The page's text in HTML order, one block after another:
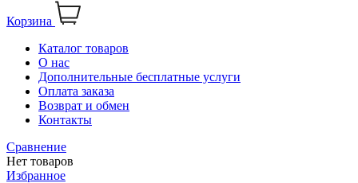
Корзина
Каталог товаров
О нас
Дополнительные бесплатные услуги
Оплата заказа
Возврат и обмен
Контакты
Сравнение
Нет товаров
Избранное